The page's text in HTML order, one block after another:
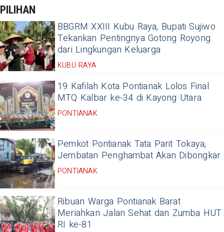
PILIHAN
BBGRM XXIII Kubu Raya, Bupati Sujiwo
Tekankan Pentingnya Gotong Royong
dari Lingkungan Keluarga
KUBU RAYA
19 Kafilah Kota Pontianak Lolos Final
MTQ Kalbar ke-34 di Kayong Utara
PONTIANAK
Pemkot Pontianak Tata Parit Tokaya,
Jembatan Penghambat Akan Dibongkar
PONTIANAK
Ribuan Warga Pontianak Barat
Meriahkan Jalan Sehat dan Zumba HUT
RI ke-81